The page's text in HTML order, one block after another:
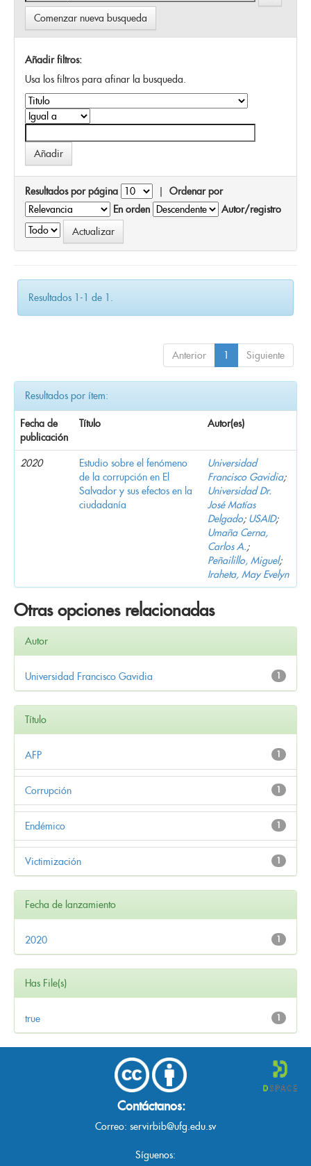
Comenzar nueva busqueda
Añadir filtros:
Usa los filtros para afinar la busqueda.
Resultados por página | Ordenar por
En orden
Autor/registro
Resultados 1-1 de 1.
Anterior 1 Siguiente
Resultados por ítem:
Fecha de
publicación
Título Autor(es)
2020
Estudio sobre el fenómeno
de la corrupción en El
Salvador y sus efectos en la
ciudadanía
Universidad
Francisco Gavidia;
Universidad Dr.
José Matías
Delgado; USAID;
Umaña Cerna,
Carlos A.;
Peñailillo, Miguel;
Iraheta, May Evelyn
Otras opciones relacionadas
Autor
1
Universidad Francisco Gavidia
Título
1
AFP
1
Corrupción
1
Endémico
1
Victimización
Fecha de lanzamiento
1
2020
Has File(s)
1
true
Contáctanos:
Correo: servirbib@ufg.edu.sv
Síguenos: